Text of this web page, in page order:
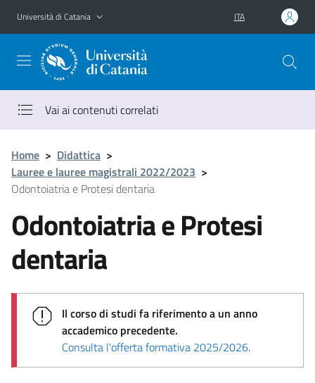
Vai al contenuto principale
Vai al menu di navigazione
Università di Catania ITA
Vai ai contenuti correlati
Home > Didattica >
Lauree e lauree magistrali 2022/2023 >
Odontoiatria e Protesi dentaria
Odontoiatria e Protesi
dentaria
Il corso di studi fa riferimento a un anno
accademico precedente.
Consulta l'offerta formativa 2025/2026.